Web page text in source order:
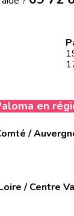
en
/
/ Centre